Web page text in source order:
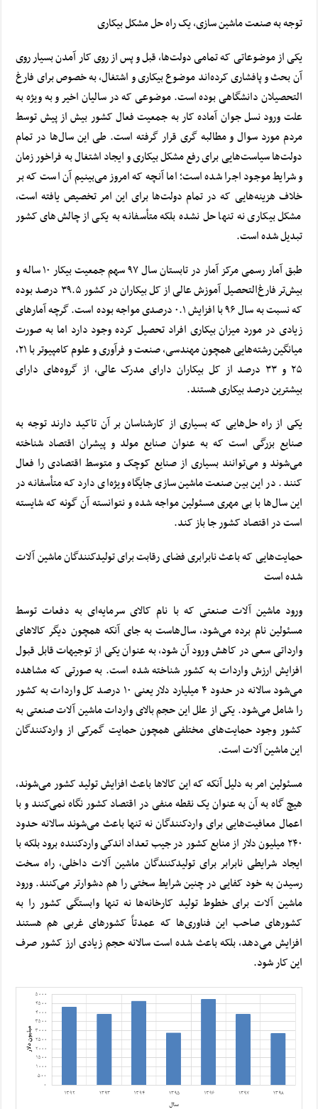
توجه به صنعت ماشین سازی، یک راه حل مشکل بیکاری
یکی از موضوعاتی که تمامی دولت‌ها، قبل و پس از روی کار آمدن بسیار روی
آن بحث و پافشاری کرده‌اند موضوع بیکاری و اشتغال، به خصوص برای فارغ
التحصیلان دانشگاهی بوده است. موضوعی که در سالیان اخیر و به ویژه به
علت ورود نسل جوان آماده کار به جمعیت فعال کشور بیش از پیش توسط
مردم مورد سوال و مطالبه گری قرار گرفته است. طی این سال‌ها در تمام
دولت‌ها سیاست‌هایی برای رفع مشکل بیکاری و ایجاد اشتغال به فراخور زمان
و شرایط موجود اجرا شده است؛ اما آنچه که امروز می‌بینیم آن است که بر
خلاف هزینه‌هایی که در تمام دولت‌ها برای این امر تخصیص یافته است،
مشکل بیکاری نه تنها حل نشده بلکه متأسفانه به یکی از چالش‌های کشور
تبدیل شده است.
طبق آمار رسمی مرکز آمار در تابستان سال ۹۷ سهم جمعیت بیکار ۱۰ ساله و
بیش‌تر فارغ‌التحصیل آموزش عالی از کل بیکاران در کشور ۳۹.۵ درصد بوده
که نسبت به سال ۹۶ با افزایش ۰.۱ درصدی مواجه بوده است. گرچه آمارهای
زیادی در مورد میزان بیکاری افراد تحصیل کرده وجود دارد اما به صورت
میانگین رشته‌هایی همچون مهندسی، صنعت و فرآوری و علوم کامپیوتر با ۲۱،
۲۵ و ۳۳ درصد از کل بیکاران دارای مدرک عالی، از گروه‌های دارای
بیشترین درصد بیکاری هستند.
یکی از راه حل‌هایی که بسیاری از کارشناسان بر آن تاکید دارند توجه به
صنایع بزرگی است که به عنوان صنایع مولد و پیشران اقتصاد شناخته
می‌شوند و می‌توانند بسیاری از صنایع کوچک و متوسط اقتصادی را فعال
کنند. در این بین صنعت ماشین سازی جایگاه ویژه‌ای دارد که متأسفانه در
این سال‌ها با بی مهری مسئولین مواجه شده و نتوانسته آن گونه که شایسته
است در اقتصاد کشور جا باز کند.
حمایت‌هایی که باعث نابرابری فضای رقابت برای تولیدکنندگان ماشین آلات
شده است
ورود ماشین آلات صنعتی که با نام کالای سرمایه‌ای به دفعات توسط
مسئولین نام برده می‌شود، سال‌هاست به جای آنکه همچون دیگر کالاهای
وارداتی سعی در کاهش ورود آن شود، به عنوان یکی از توجیهات قابل قبول
افزایش ارزش واردات به کشور شناخته شده است. به صورتی که مشاهده
می‌شود سالانه در حدود ۴ میلیارد دلار یعنی ۱۰ درصد کل واردات به کشور
را شامل می‌شود. یکی از علل این حجم بالای واردات ماشین آلات صنعتی به
کشور وجود حمایت‌های مختلفی همچون حمایت گمرکی از واردکنندگان
این ماشین آلات است.
مسئولین امر به دلیل آنکه که این کالاها باعث افزایش تولید کشور می‌شوند،
هیچ گاه به آن به عنوان یک نقطه منفی در اقتصاد کشور نگاه نمی‌کنند و با
اعمال معافیت‌هایی برای واردکنندگان نه تنها باعث می‌شوند سالانه حدود
۲۴۰ میلیون دلار از منابع کشور در جیب تعداد اندکی واردکننده برود بلکه با
ایجاد شرایطی نابرابر برای تولیدکنندگان ماشین آلات داخلی، راه سخت
رسیدن به خود کفایی در چنین شرایط سختی را هم دشوارتر می‌کنند. ورود
ماشین آلات برای خطوط تولید کارخانه‌ها نه تنها وابستگی کشور را به
کشورهای صاحب این فناوری‌ها که عمدتاً کشورهای غربی هم هستند
افزایش می‌دهد، بلکه باعث شده است سالانه حجم زیادی ارز کشور صرف
این کار شود.